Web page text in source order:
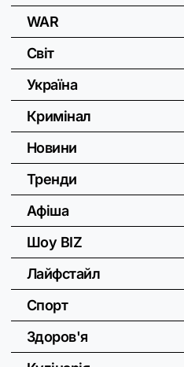
WAR
Світ
Україна
Кримінал
Новини
Тренди
Афіша
Шоу BIZ
Лайфстайл
Спорт
Здоров'я